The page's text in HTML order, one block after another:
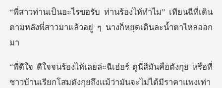
ทำไม” เทียนฉีที่เดิน
ตามหลังพี่สาวมาแ
วบ้านเรียกโสมตังกุยถึงแม้ว่ามันจะไม่ได้มีราคาแพงเท่า